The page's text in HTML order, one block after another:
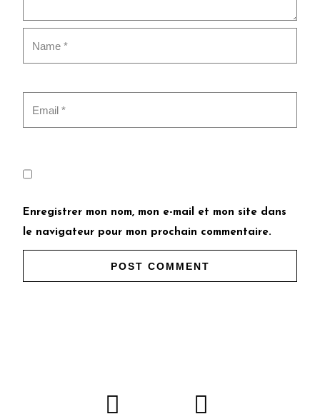
Enregistrer mon nom, mon e-mail et mon site dans
le navigateur pour mon prochain commentaire.